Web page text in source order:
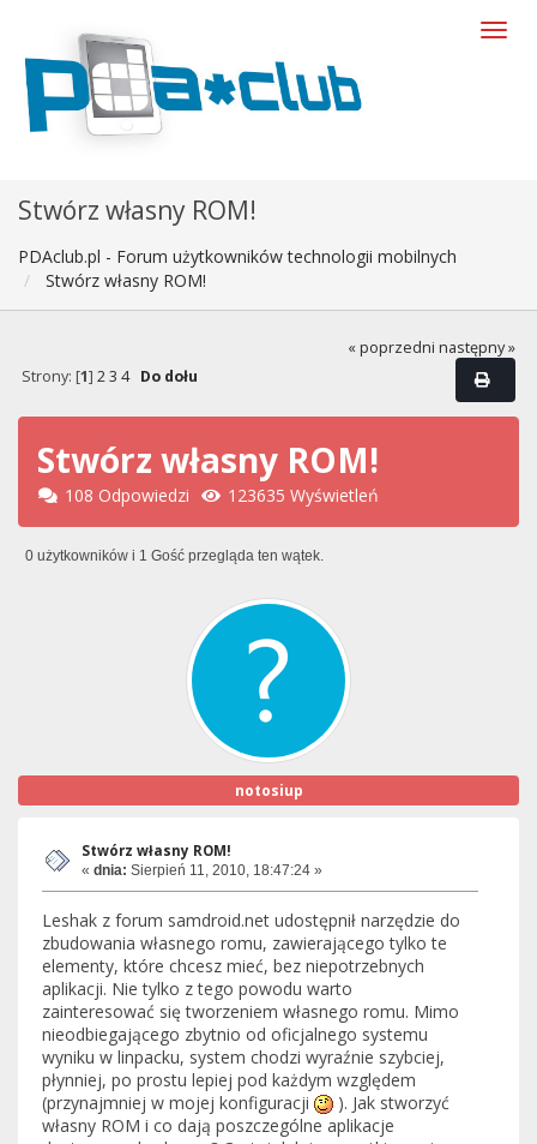
Stwórz własny ROM!
PDAclub.pl - Forum użytkowników technologii mobilnych
Stwórz własny ROM!
« poprzedni następny »
Strony: [1] 2 3 4 Do dołu
Stwórz własny ROM!
108 Odpowiedzi 123635 Wyświetleń
0 użytkowników i 1 Gość przegląda ten wątek.
notosiup
Stwórz własny ROM!
« dnia: Sierpień 11, 2010, 18:47:24 »
Leshak z forum samdroid.net udostępnił narzędzie do
zbudowania własnego romu, zawierającego tylko te
elementy, które chcesz mieć, bez niepotrzebnych
aplikacji. Nie tylko z tego powodu warto
zainteresować się tworzeniem własnego romu. Mimo
nieodbiegającego zbytnio od oficjalnego systemu
wyniku w linpacku, system chodzi wyraźnie szybciej,
płynniej, po prostu lepiej pod każdym względem
(przynajmniej w mojej konfiguracji
). Jak stworzyć
własny ROM i co dają poszczególne aplikacje